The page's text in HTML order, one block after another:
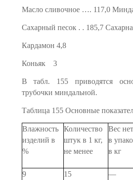
Масло сливочное …. 117,0
Сахарный песок . . 185,7
Кардамон 4,8
Коньяк 3
В табл. 155 приводятся
трубочки мин­дальной.
Таблица 155 Основные
Влажность
изделий в
%
Количество
штук в 1 кг,
не менее
Вес
в
в кг
9
15 —